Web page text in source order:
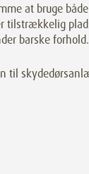
at bruge
tilstrækkelig
barske forhold.
til